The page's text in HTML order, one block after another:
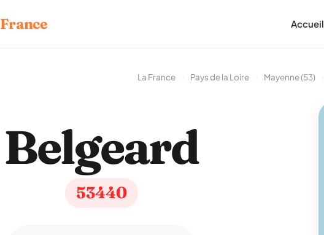
France Accueil
La France Pays de la Loire Mayenne (53)
Belgeard
53440